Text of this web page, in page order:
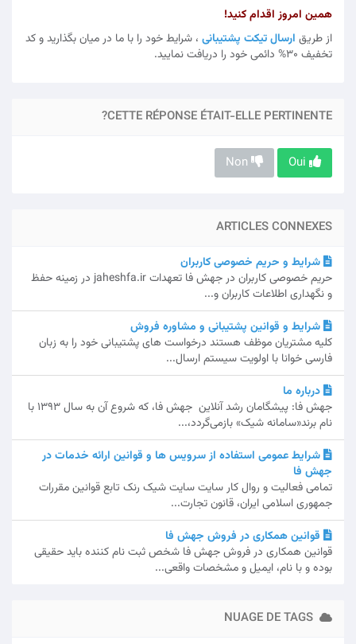
همین امروز اقدام کنید!
از طریق ارسال تیکت پشتیبانی ، شرایط خود را با ما در میان بگذارید و کد
تخفیف 30% دائمی خود را دریافت نمایید.
CETTE RÉPONSE ÉTAIT-ELLE PERTINENTE?
ARTICLES CONNEXES
شرایط و حریم خصوصی کاربران
حریم خصوصی کاربران در جهش فا تعهدات jaheshfa.ir در زمینه حفظ
و نگهداری اطلاعات کاربران و...
شرایط و قوانین پشتیبانی و مشاوره فروش
کلیه مشتریان موظف هستند درخواست های پشتیبانی خود را به زبان
فارسی خوانا با اولویت سیستم ارسال...
درباره ما
جهش فا: پیشگامان رشد آنلاین جهش فا، که شروع آن به سال 1393 با
نام برند«سامانه شیک» بازمی‌گردد،...
شرایط عمومی استفاده از سرویس ها و قوانین ارائه خدمات در
جهش فا
تمامی فعالیت و روال کار سایت سایت شیک رنک تابع قوانین مقررات
جمهوری اسلامی ایران، قانون تجارت...
قوانین همکاری در فروش جهش فا
قوانین همکاری در فروش جهش فا شخص ثبت نام کننده باید حقیقی
بوده و با نام، ایمیل و مشخصات واقعی...